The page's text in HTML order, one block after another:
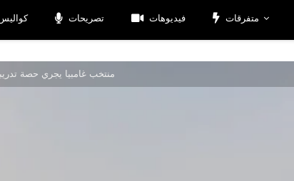
تصريحات فيديوهات متفرقات
منتخب غامبيا يجري حصة